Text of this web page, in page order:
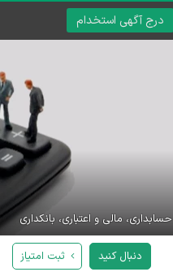
درج آگهی استخدام
حسابداری، مالی و اعتباری، بانکداری
دنبال کنید ثبت امتیاز